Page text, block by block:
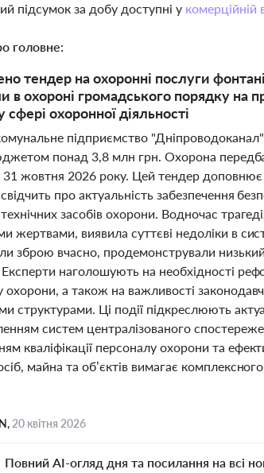
підсумок за добу доступні у комерційній
головне:
тендер на охоронні послуги
в охороні громадського порядку на
охоронної діяльності
підприємство
понад 3,8 млн грн. Охорона
31 жовтня 2026 року. Цей тендер
про актуальність забезпечення
засобів охорони. Водночас
жертвами, виявила суттєві недоліки в
зброю вчасно, продемонстрували
наголошують на необхідності
охорони, а також на важливості
структурами. Ці події підкреслюють
систем централізованого
кваліфікації персоналу охорони та
майна та об’єктів вимагає
20 квітня 2026
Повний AI-огляд дня та посилання на всі